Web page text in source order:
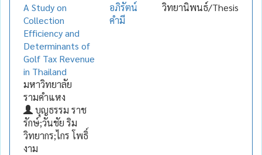
A Study on
Collection
Efficiency and
Determinants of
Golf Tax Revenue
in Thailand
มหาวิทยาลัย
รามคำแหง
บุญธรรม ราช
รักษ์;วันชัย ริม
วิทยากร;ไกร โพธิ์
งาม
อภิรัตน์
คำมี
วิทยานิพนธ์/Thesis